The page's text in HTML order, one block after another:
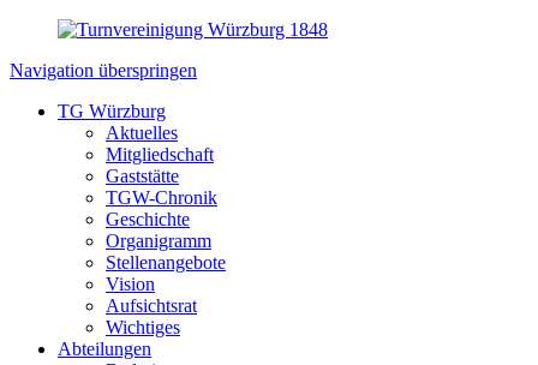
Navigation überspringen
TG Würzburg
Aktuelles
Mitgliedschaft
Gaststätte
TGW-Chronik
Geschichte
Organigramm
Stellenangebote
Vision
Aufsichtsrat
Wichtiges
Abteilungen